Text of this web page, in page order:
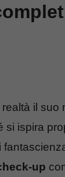
realtà il suo
si ispira
up